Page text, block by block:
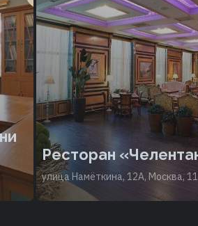
Ресторан
улица Намёткина, 12А, Москва,